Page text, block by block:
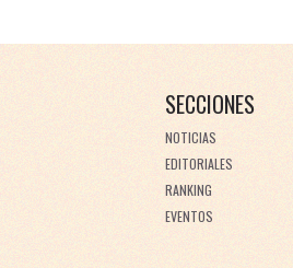
SECCIONES
NOTICIAS
EDITORIALES
RANKING
EVENTOS